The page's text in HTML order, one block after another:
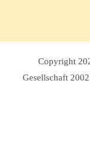
Copyright
Gesellschaft